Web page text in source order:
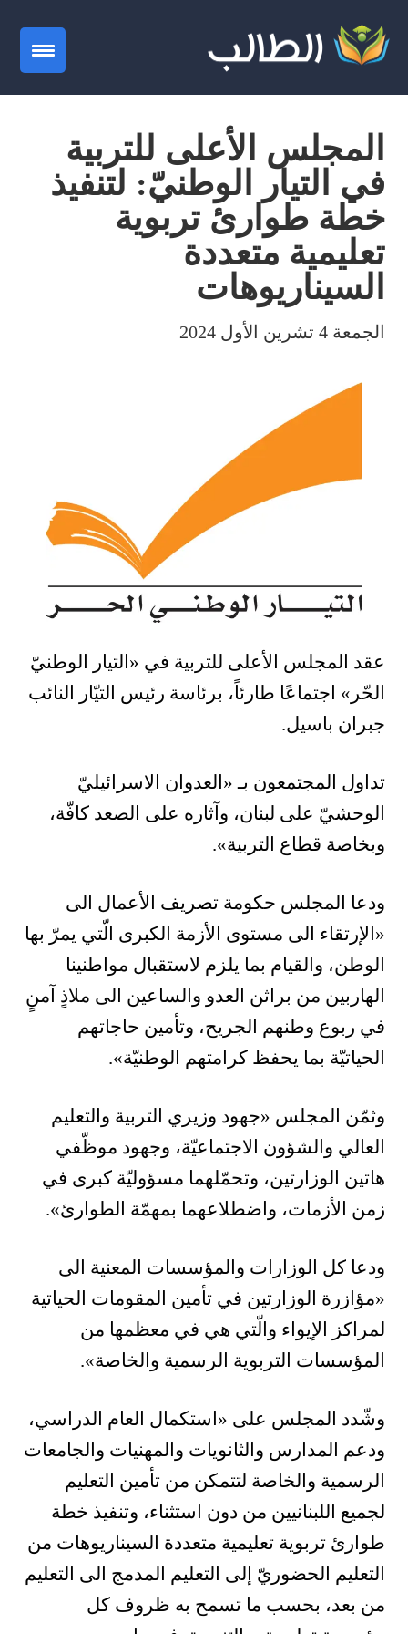
المجلس الأعلى للتربية
في التيار الوطنيّ: لتنفيذ
خطة طوارئ تربوية
تعليمية متعددة
السيناريوهات
الجمعة 4 تشرين الأول 2024
عقد المجلس الأعلى للتربية في «التيار الوطنيّ
الحّر» اجتماعًا طارئاً، برئاسة رئيس التيّار النائب
جبران باسيل.
تداول المجتمعون بـ «العدوان الاسرائيليّ
الوحشيّ على لبنان، وآثاره على الصعد كافّة،
وبخاصة قطاع التربية».
ودعا المجلس حكومة تصريف الأعمال الى
«الإرتقاء الى مستوى الأزمة الكبرى الّتي يمرّ بها
الوطن، والقيام بما يلزم لاستقبال مواطنينا
الهاربين من براثن العدو والساعين الى ملاذٍ آمنٍ
في ربوع وطنهم الجريح، وتأمين حاجاتهم
الحياتيّة بما يحفظ كرامتهم الوطنيّة».
وثمّن المجلس «جهود وزيري التربية والتعليم
العالي والشؤون الاجتماعيّة، وجهود موظّفي
هاتين الوزارتين، وتحمّلهما مسؤوليّة كبرى في
زمن الأزمات، واضطلاعهما بمهمّة الطوارئ».
ودعا كل الوزارات والمؤسسات المعنية الى
«مؤازرة الوزارتين في تأمين المقومات الحياتية
لمراكز الإيواء والّتي هي في معظمها من
المؤسسات التربوية الرسمية والخاصة».
وشّدد المجلس على «استكمال العام الدراسي،
ودعم المدارس والثانويات والمهنيات والجامعات
الرسمية والخاصة لتتمكن من تأمين التعليم
لجميع اللبنانيين من دون استثناء، وتنفيذ خطة
طوارئ تربوية تعليمية متعددة السيناريوهات من
التعليم الحضوريّ إلى التعليم المدمج الى التعليم
من بعد، بحسب ما تسمح به ظروف كل